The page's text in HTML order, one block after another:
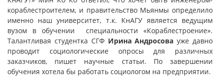
кораблестроителем, и правительство Мьянмы определило
именно наш университет, т.к. КнАГУ является ведущим
вузом в обучении специальности «Кораблестроение».
Талантливая студентка СГФ Ирина Андросова уже давно
проводит социологические опросы для различных
заказчиков, пишет научные статьи. По завершении
обучения хотела бы работать социологом на предприятии.